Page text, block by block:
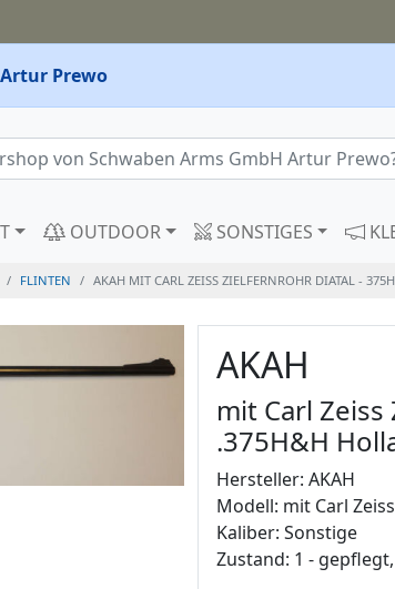
Prewo
OUTDOOR SONSTIGES
FLINTEN AKAH MIT CARL ZEISS ZIELFERNROHR DIATAL -
AKAH
mit Carl
.375H&H
Hersteller: AKAH
Modell: mit Carl
Kaliber: Sonstige
Zustand: 1 -